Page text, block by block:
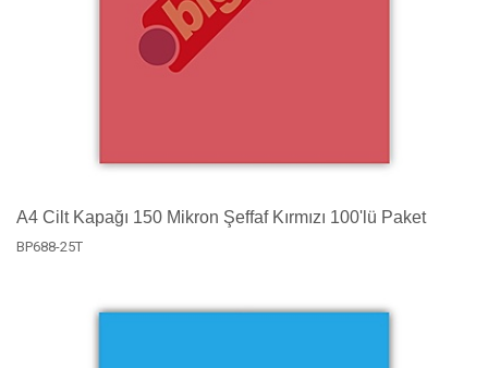
A4 Cilt Kapağı 150 Mikron Şeffaf Kırmızı 100'lü Paket
BP688-25T